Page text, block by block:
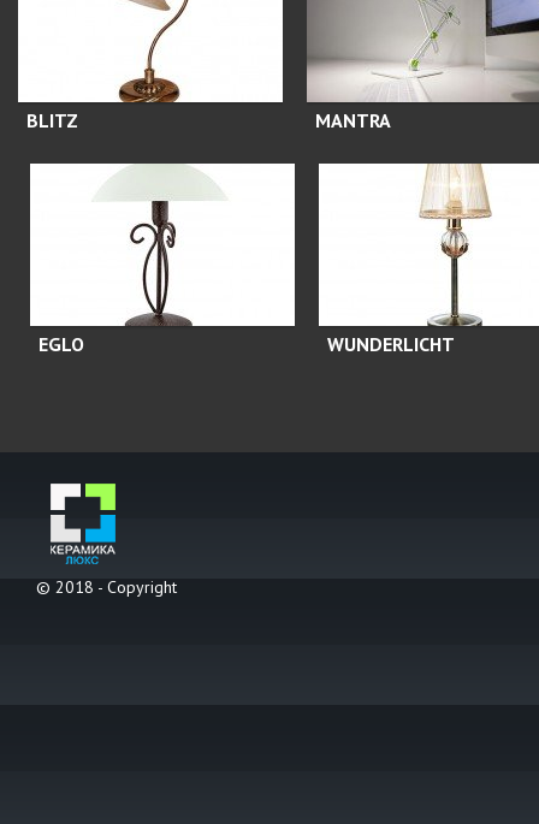
BLITZ MANTRA
EGLO WUNDERLICHT
© 2018 - Copyright